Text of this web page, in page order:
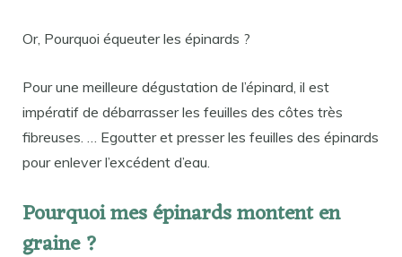
Or, Pourquoi équeuter les épinards ?
Pour une meilleure dégustation de l’épinard, il est
impératif de débarrasser les feuilles des côtes très
fibreuses. … Egoutter et presser les feuilles des épinards
pour enlever l’excédent d’eau.
Pourquoi mes épinards montent en
graine ?